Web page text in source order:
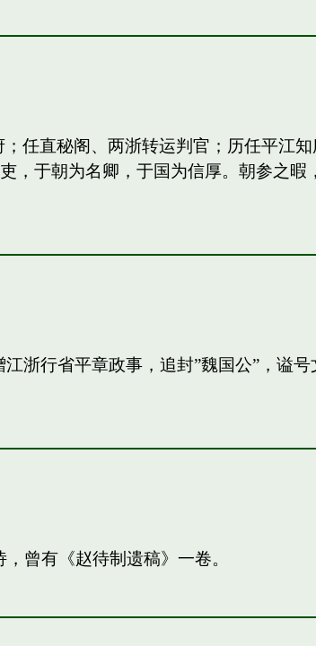
任直秘阁、两浙转运判官；历任平江
于朝为名卿，于国为信厚。朝参之暇
浙行省平章政事，追封”魏国公”，谥
曾有《赵待制遗稿》一卷。